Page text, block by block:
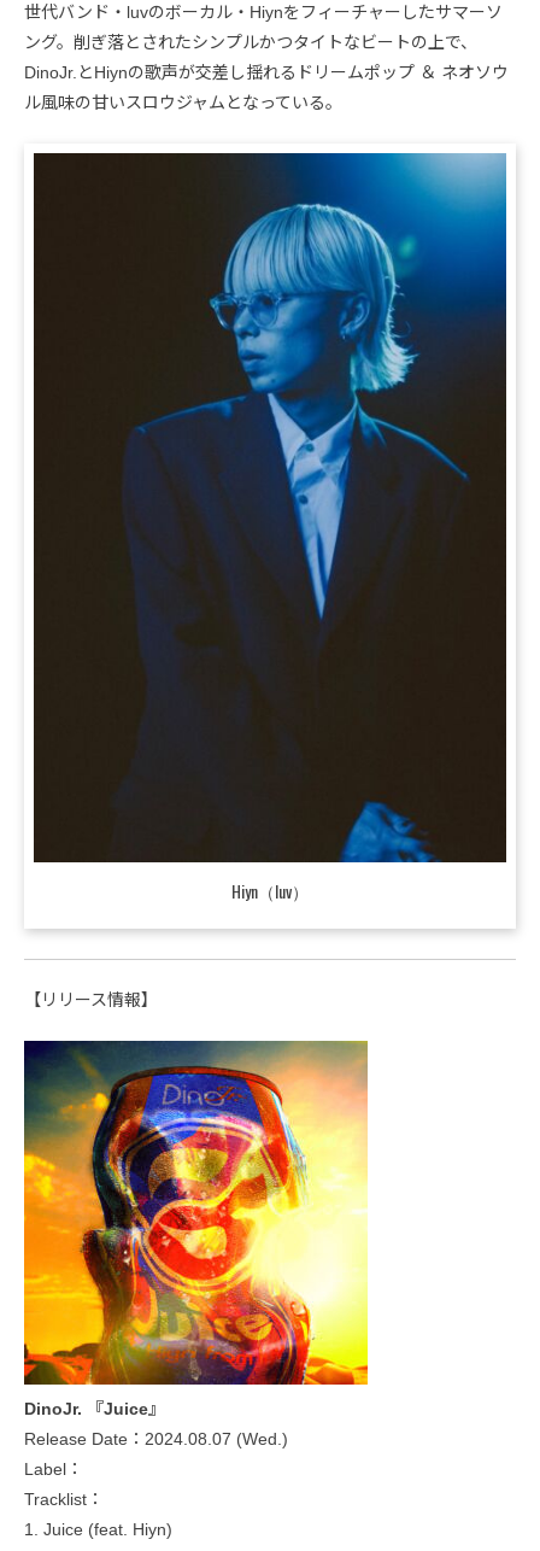
世代バンド・luvのボーカル・Hiynをフィーチャーしたサマーソ
ング。削ぎ落とされたシンプルかつタイトなビートの上で、
DinoJr.とHiynの歌声が交差し揺れるドリームポップ ＆ ネオソウ
ル風味の甘いスロウジャムとなっている。
Hiyn（luv）
【リリース情報】
DinoJr. 『Juice』
Release Date：2024.08.07 (Wed.)
Label：
Tracklist：
1. Juice (feat. Hiyn)